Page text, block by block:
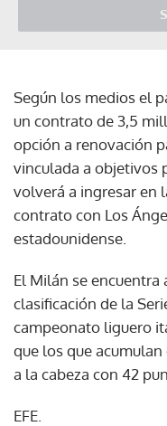
Según los medios el
un contrato de 3,5
opción a renovación
vinculada a objetivos
volverá a ingresar en
contrato con Los
estadounidense.
El Milán se
clasificación de la
campeonato liguero
que los que
a la cabeza con 42
EFE.